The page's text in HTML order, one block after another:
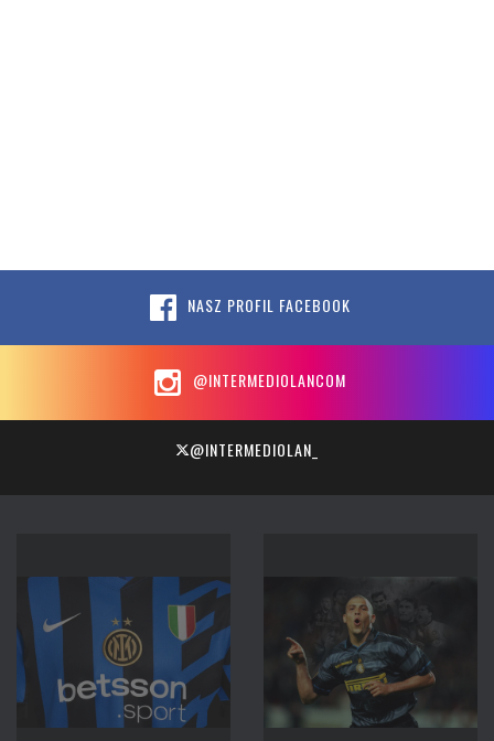
NASZ PROFIL FACEBOOK
@INTERMEDIOLANCOM
@INTERMEDIOLAN_